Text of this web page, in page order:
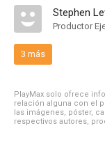
Stephen
Productor
3 más
PlayMax solo ofrece
relación alguna con el
las imágenes, póster,
respectivos autores,